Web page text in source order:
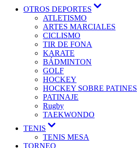
OTROS DEPORTES
ATLETISMO
ARTES MARCIALES
CICLISMO
TIR DE FONA
KARATE
BÁDMINTON
GOLF
HOCKEY
HOCKEY SOBRE PATINES
PATINAJE
Rugby
TAEKWONDO
TENIS
TENIS MESA
TORNEO